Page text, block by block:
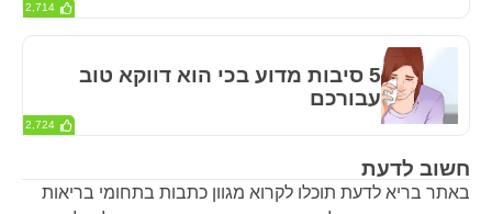
חשוב לדעת
באתר בריא לדעת תוכלו לקרוא מגוון כתבות בתחומי בריאות
2,714
5 סיבות מדוע בכי הוא דווקא טוב
עבורכם
2,724